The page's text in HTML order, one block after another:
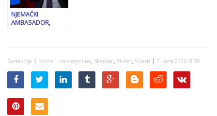
NJEMAČKI
AMBASADOR,
Republici Srpskoj
gospodina Dodika…”
Redakcija | Bosna i Hercegovina, Skandal, Slider, Vijesti | 7. Juna 2026. 8:56